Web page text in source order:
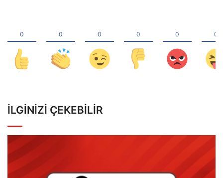
İLGINIZI ÇEKEBILIR